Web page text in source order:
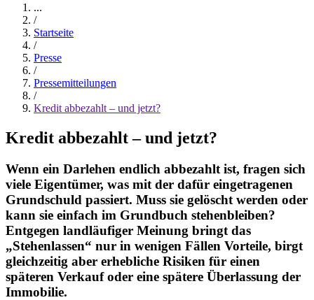
...
/
Startseite
/
Presse
/
Pressemitteilungen
/
Kredit abbezahlt ‒ und jetzt?
Kredit abbezahlt ‒ und jetzt?
Wenn ein Darlehen endlich abbezahlt ist, fragen sich
viele Eigentümer, was mit der dafür eingetragenen
Grundschuld passiert. Muss sie gelöscht werden oder
kann sie einfach im Grundbuch stehenbleiben?
Entgegen landläufiger Meinung bringt das
„Stehenlassen“ nur in wenigen Fällen Vorteile, birgt
gleichzeitig aber erhebliche Risiken für einen
späteren Verkauf oder eine spätere Überlassung der
Immobilie.